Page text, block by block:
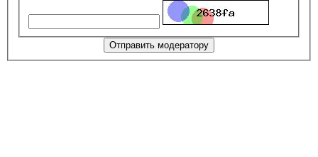
Отправить модератору